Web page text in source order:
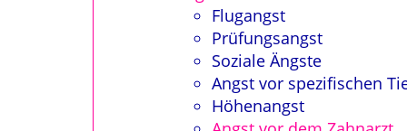
Flugangst
Prüfungsangst
Soziale Ängste
Angst vor spezifischen
Höhenangst